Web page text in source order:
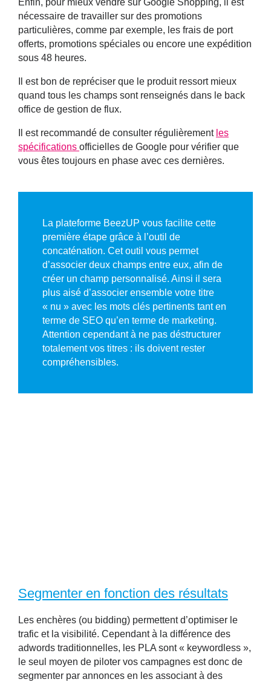
nécessaire de travailler sur des promotions
particulières, comme par exemple, les frais de port
offerts, promotions spéciales ou encore une expédition
sous 48 heures.
Il est bon de repréciser que le produit ressort mieux
quand tous les champs sont renseignés dans le back
office de gestion de flux.
Il est recommandé de consulter régulièrement les
spécifications officielles de Google pour vérifier que
vous êtes toujours en phase avec ces dernières.
La plateforme BeezUP vous facilite cette
première étape grâce à l’outil de
concaténation. Cet outil vous permet
d’associer deux champs entre eux, afin de
créer un champ personnalisé. Ainsi il sera
plus aisé d’associer ensemble votre titre
« nu » avec les mots clés pertinents tant en
terme de SEO qu’en terme de marketing.
Attention cependant à ne pas déstructurer
totalement vos titres : ils doivent rester
compréhensibles.
Segmenter en fonction des résultats
Les enchères (ou bidding) permettent d’optimiser le
trafic et la visibilité. Cependant à la différence des
adwords traditionnelles, les PLA sont « keywordless »,
le seul moyen de piloter vos campagnes est donc de
segmenter par annonces en les associant à des